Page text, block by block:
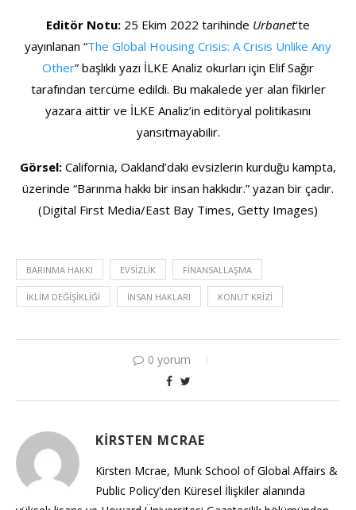
Editör Notu: 25 Ekim 2022 tarihinde Urbanet‘te
yayınlanan “The Global Housing Crisis: A Crisis Unlike Any
Other” başlıklı yazı İLKE Analiz okurları için Elif Sağır
tarafından tercüme edildi. Bu makalede yer alan fikirler
yazara aittir ve İLKE Analiz’in editöryal politikasını
yansıtmayabilir.
Görsel: California, Oakland’daki evsizlerin kurduğu kampta,
üzerinde “Barınma hakkı bir insan hakkıdır.” yazan bir çadır.
(Digital First Media/East Bay Times, Getty Images)
BARINMA HAKKI EVSIZLIK FINANSALLAŞMA
İKLIM DEĞIŞIKLIĞI İNSAN HAKLARI KONUT KRIZI
0 yorum
KIRSTEN MCRAE
Kirsten Mcrae, Munk School of Global Affairs &
Public Policy'den Küresel İlişkiler alanında